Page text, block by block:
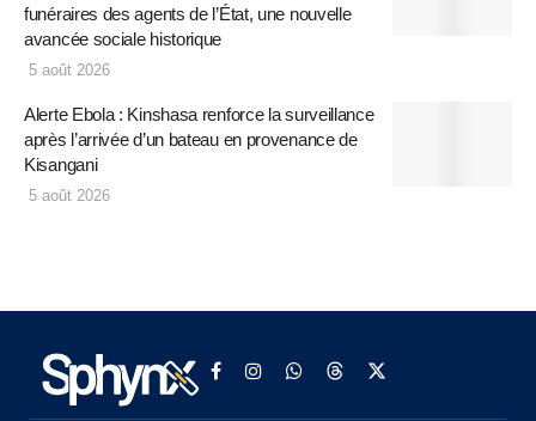
funéraires des agents de l’État, une nouvelle
avancée sociale historique
5 août 2026
Alerte Ebola : Kinshasa renforce la surveillance
après l’arrivée d’un bateau en provenance de
Kisangani
5 août 2026